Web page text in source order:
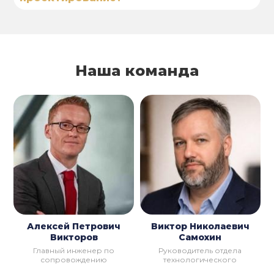
Наша команда
Алексей Петрович
Викторов
Главный инженер по
сопровождению
Виктор Николаевич
Самохин
Руководитель отдела
технологического